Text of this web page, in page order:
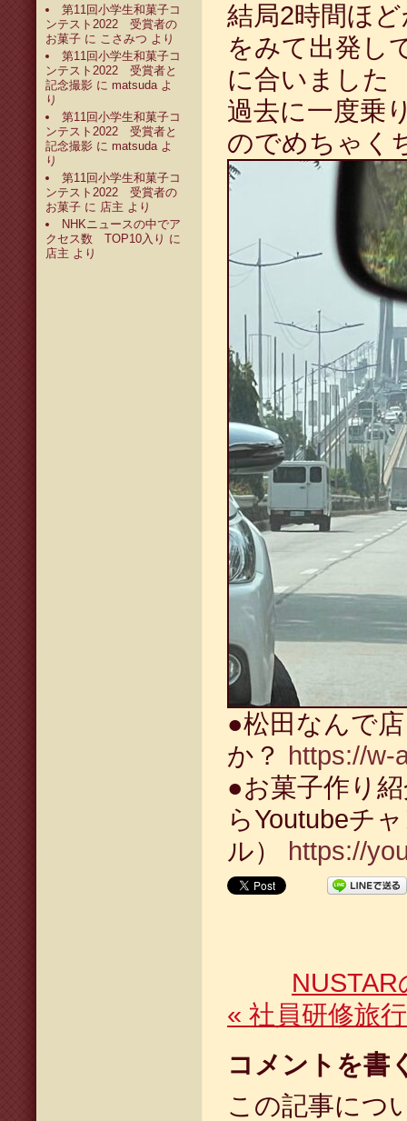
第11回小学生和菓子コ
ンテスト2022 受賞者の
お菓子 に こさみつ より
第11回小学生和菓子コ
ンテスト2022 受賞者と
記念撮影 に matsudaよ
り
第11回小学生和菓子コ
ンテスト2022 受賞者と
記念撮影 に matsudaよ
り
第11回小学生和菓子コ
ンテスト2022 受賞者の
お菓子 に 店主 より
NHKニュースの中でア
クセス数 TOP10入り に
店主 より
結局2時間ほ
をみて出発し
に合いました
過去に一度乗
のでめちゃく
●松田なんで
か？ https://w-
●お菓子作り
らYoutubeチ
ル） https://
« 社員研修旅
コメントを書
この記事につ